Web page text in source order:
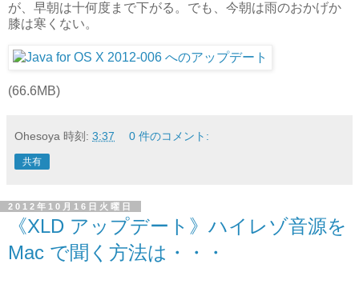
が、早朝は十何度まで下がる。でも、今朝は雨のおかげか
膝は寒くない。
(66.6MB)
Ohesoya 時刻: 3:37 0 件のコメント:
共有
2012年10月16日火曜日
《XLD アップデート》ハイレゾ音源を
Mac で聞く方法は・・・